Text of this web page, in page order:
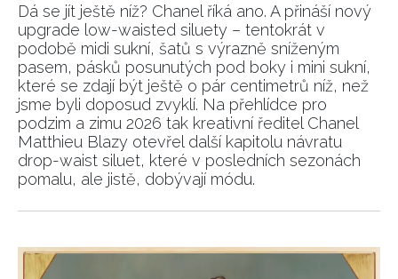
Dá se jít ještě níž? Chanel říká ano. A přináší nový
upgrade low-waisted siluety – tentokrát v
podobě midi sukní, šatů s výrazně sníženým
pasem, pásků posunutých pod boky i mini sukní,
které se zdají být ještě o pár centimetrů níž, než
jsme byli doposud zvyklí. Na přehlídce pro
podzim a zimu 2026 tak kreativní ředitel Chanel
Matthieu Blazy otevřel další kapitolu návratu
drop-waist siluet, které v posledních sezonách
pomalu, ale jistě, dobývají módu.